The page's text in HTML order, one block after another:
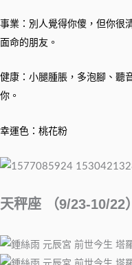
事業：別人覺得你傻，但你很
面命的朋友。
健康：小腿腫脹，多泡腳、聽
你。
幸運色：桃花粉
天秤座 （9/23-10/22